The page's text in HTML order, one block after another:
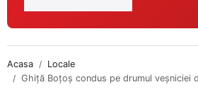
Acasa
Locale
Ghiță Boțoș condus pe drumul veșniciei